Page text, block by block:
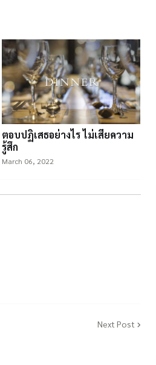
ตอบปฏิเสธอย่างไร ไม่เสียความ
รู้สึก
March 06, 2022
Next Post